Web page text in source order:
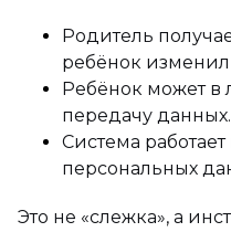
Родитель
ребёнок изменил
Ребёнок может в
передачу данных.
Система
персональных
Это не «слежка», а